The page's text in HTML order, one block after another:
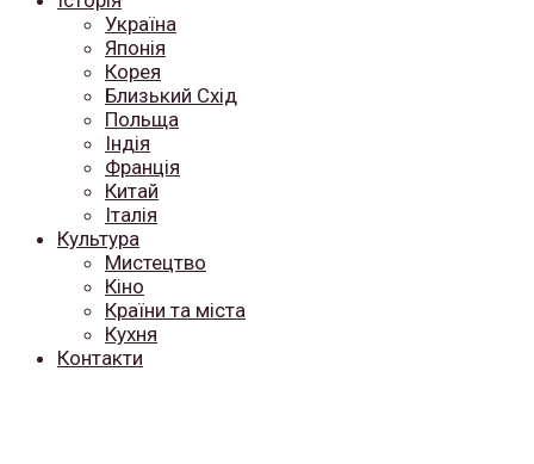
Україна
Японія
Корея
Близький Схід
Польща
Індія
Франція
Китай
Італія
Культура
Мистецтво
Кіно
Країни та міста
Кухня
Контакти